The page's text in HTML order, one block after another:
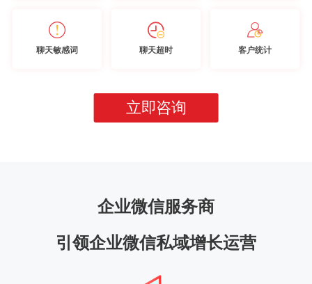
聊天敏感词 聊天超时 客户统计
立即咨询
企业微信服务商
引领企业微信私域增长运营